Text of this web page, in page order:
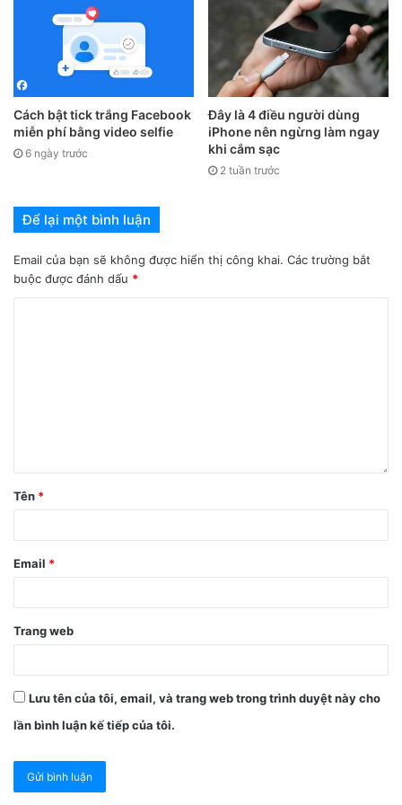
Kiểm tra pin trong 60 phút
Bạn thực hiện tương tự cách trên. Sạc đầy pin rồi
sáng lên mức cao nhất.
Cũng trong trang này, ở mục
Tự động Khoá
>chọnKhông.
Cách bật tick trắng Facebook
miễn phí bằng video selfie
6 ngày trước
Đây là 4 điều người dùng
iPhone nên ngừng làm ngay
khi cắm sạc
2 tuần trước
Để lại một bình luận
Email của bạn sẽ không được hiển thị công khai. Các trường bắt
buộc được đánh dấu *
Tên *
Email *
Trang web
Lưu tên của tôi, email, và trang web trong trình duyệt này cho
lần bình luận kế tiếp của tôi.